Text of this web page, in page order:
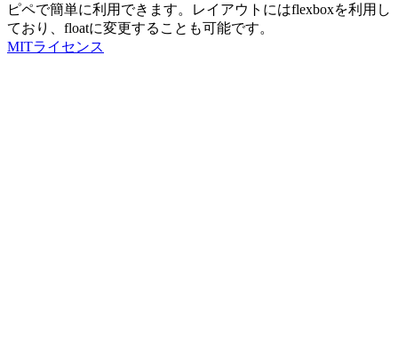
ピペで簡単に利用できます。レイアウトにはflexboxを利用し
ており、floatに変更することも可能です。
MITライセンス